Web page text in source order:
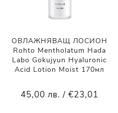
ОВЛАЖНЯВАЩ ЛОСИОН
Rohto Mentholatum Hada
Labo Gokujyun Hyaluronic
Acid Lotion Moist 170мл
45,00 лв. / €23,01